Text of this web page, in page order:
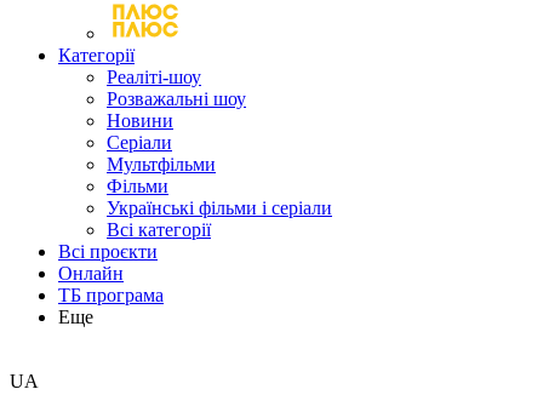
Категорії
Реаліті-шоу
Розважальні шоу
Новини
Серіали
Мультфільми
Фільми
Українські фільми і серіали
Всі категорії
Всі проєкти
Онлайн
ТБ програма
Еще
UA